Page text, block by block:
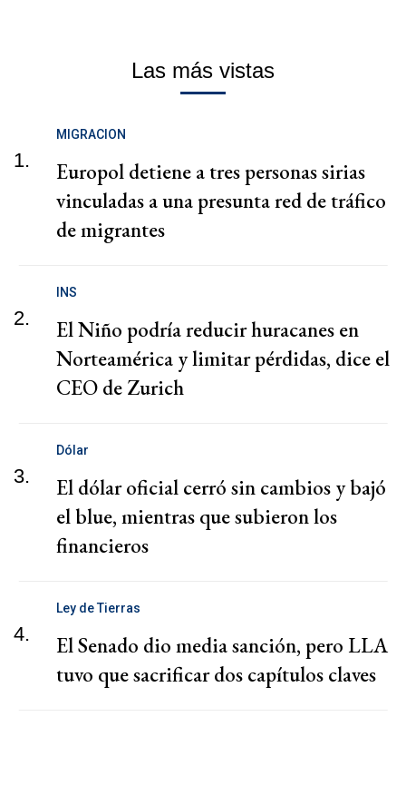
Las más vistas
1.
MIGRACION
Europol detiene a tres personas sirias
vinculadas a una presunta red de tráfico
de migrantes
2.
INS
El Niño podría reducir huracanes en
Norteamérica y limitar pérdidas, dice el
CEO de Zurich
3.
Dólar
El dólar oficial cerró sin cambios y bajó
el blue, mientras que subieron los
financieros
4.
Ley de Tierras
El Senado dio media sanción, pero LLA
tuvo que sacrificar dos capítulos claves